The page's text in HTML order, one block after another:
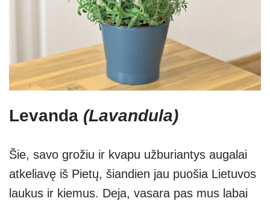
Levanda (Lavandula)
Šie, savo grožiu ir kvapu užburiantys augalai
atkeliavę iš Pietų, šiandien jau puošia Lietuvos
laukus ir kiemus. Deja, vasara pas mus labai